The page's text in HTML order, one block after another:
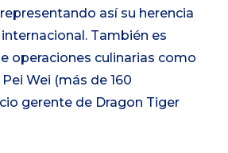
así su herencia
También es
operaciones culinarias como
Wei (más de 160
gerente de Dragon Tiger